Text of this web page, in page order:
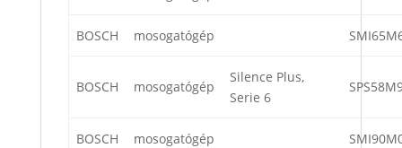
BOSCH mosogatógép
BOSCH mosogatógép
Silence Plus,
Serie 6
BOSCH mosogatógép